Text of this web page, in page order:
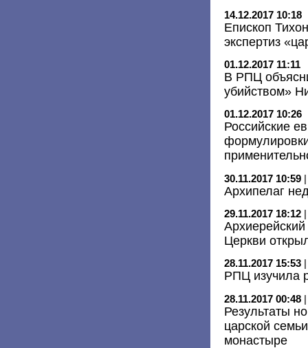
14.12.2017 10:18
Епископ
экспертиз
01.12.2017 11:11
В РПЦ
убийством»
01.12.2017 10:26
Российские
30.11.2017 10:59
Архипелаг
29.11.2017 18:12
Церкви
28.11.2017 15:53
РПЦ изучила
28.11.2017 00:48
Результаты
царской
монастыре